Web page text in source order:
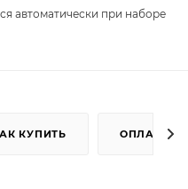
автоматически при наборе
КУПИТЬ ОПЛАТА